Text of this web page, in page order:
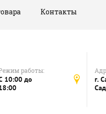
Контакты
работы:
10:00 до
г.